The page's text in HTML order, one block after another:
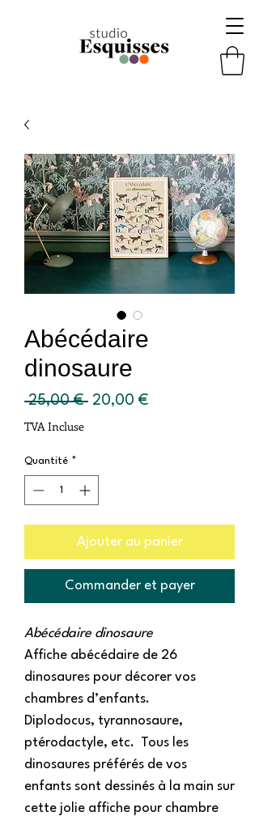
Abécédaire
dinosaure
25,00 € Prix
20,00 €
TVA Incluse
Quantité *
Ajouter au panier
Commander et payer
Abécédaire dinosaure
Affiche abécédaire de 26
dinosaures pour décorer vos
chambres d’enfants.
Diplodocus, tyrannosaure,
ptérodactyle, etc. Tous les
dinosaures préférés de vos
enfants sont dessinés à la main sur
cette jolie affiche pour chambre